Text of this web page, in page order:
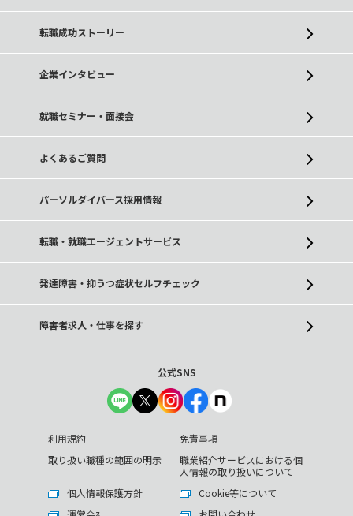
転職成功ストーリー
企業インタビュー
就職セミナー・面接会
よくあるご質問
パーソルダイバース採用情報
転職・就職エージェントサービス
発達障害・抑うつ症状セルフチェック
障害者求人・仕事を探す
公式SNS
利用規約
免責事項
取り扱い職種の範囲の明示
職業紹介サービスにおける個
人情報の取り扱いについて
個人情報保護方針
Cookie等について